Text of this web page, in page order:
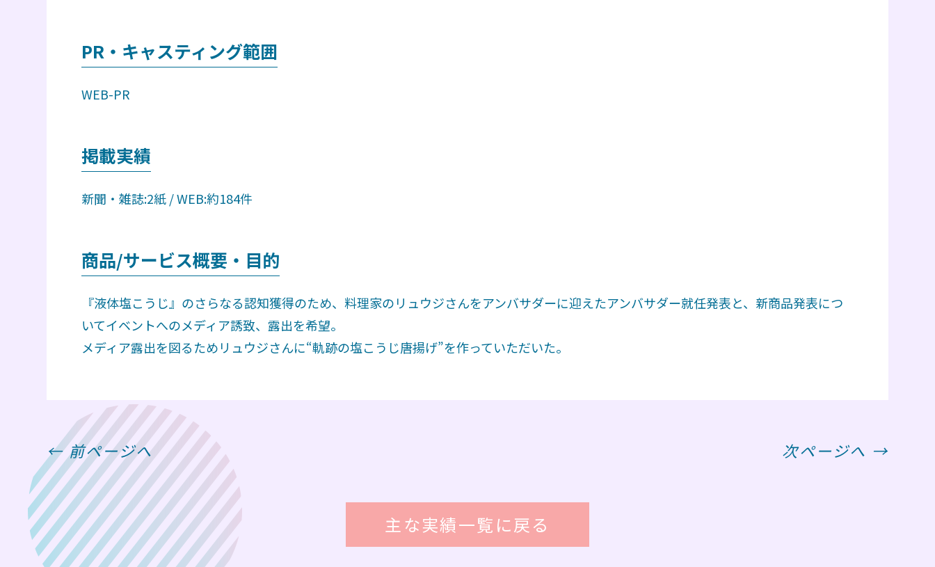
PR・キャスティング範囲
WEB-PR
掲載実績
新聞・雑誌:2紙 / WEB:約184件
商品/サービス概要・目的
『液体塩こうじ』のさらなる認知獲得のため、料理家のリュウジさんをアンバサダーに迎えたアンバサダー就任発表と、新商品発表につ
いてイベントへのメディア誘致、露出を希望。
メディア露出を図るためリュウジさんに“軌跡の塩こうじ唐揚げ”を作っていただいた。
← 前ページへ 次ページへ →
主な実績一覧に戻る